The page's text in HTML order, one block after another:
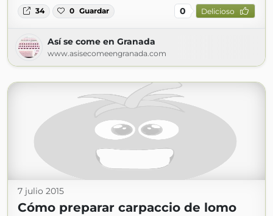
34 0 Guardar 0 Delicioso
Así se come en Granada
www.asisecomeengranada.com
7 julio 2015
Cómo preparar carpaccio de lomo